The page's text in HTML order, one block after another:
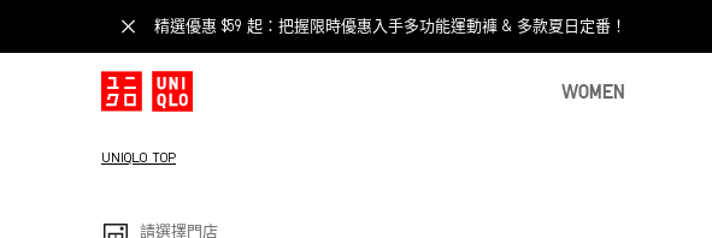
精選優惠 $59 起：把握限時優惠入手多功能運動褲 & 多款夏日定番！​
WOMEN
UNIQLO TOP
請選擇門店